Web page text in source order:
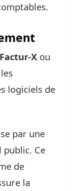
Factur-X ou
logiciels de
par une
Ce
de
la